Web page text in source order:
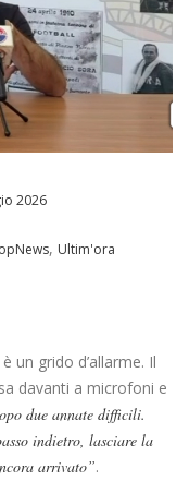
2026
, Ultim'ora
un grido d’allarme. Il
davanti a microfoni e
due annate difficili.
indietro, lasciare la
arrivato”.